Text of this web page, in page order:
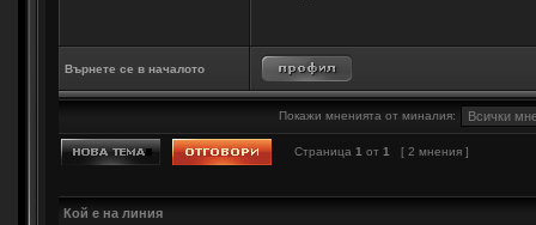
Върнете се в началото
Покажи мненията от миналия:
Страница 1 от 1 [ 2 мнения ]
Кой е на линия